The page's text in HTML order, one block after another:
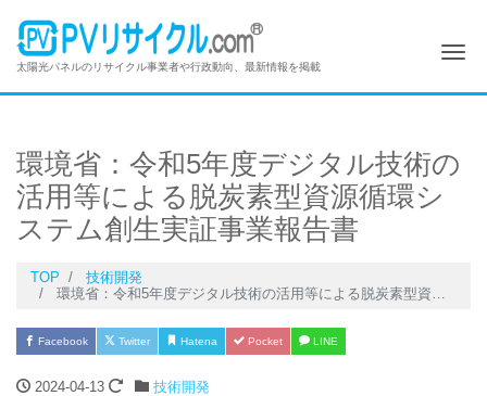
太陽光パネルのリサイクル事業者や行政動向、最新情報を掲載
環境省：令和5年度デジタル技術の
活用等による脱炭素型資源循環シ
ステム創生実証事業報告書
TOP
技術開発
環境省：令和5年度デジタル技術の活用等による脱炭素型資源循環システム創生実証事業報告書
Facebook Twitter Hatena Pocket LINE
2024-04-13 技術開発